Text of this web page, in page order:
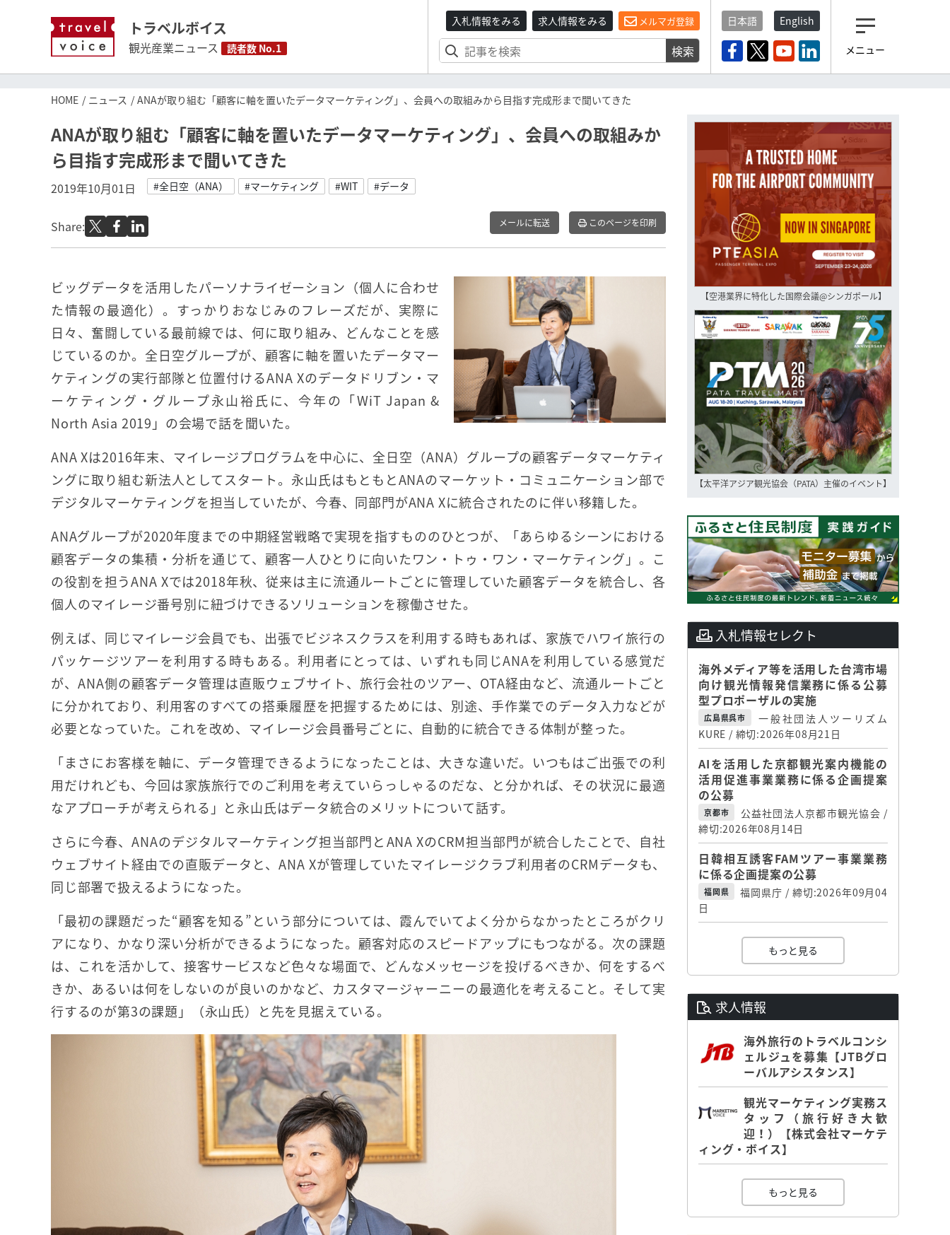
トラベルボイス
観光産業ニュース 読者数 No.1
入札情報をみる 求人情報をみる メルマガ登録
検索
日本語 English
メニュー
HOME ニュース ANAが取り組む「顧客に軸を置いたデータマーケティング」、会員への取組みから目指す完成形まで聞いてきた
ANAが取り組む「顧客に軸を置いたデータマーケティング」、会員への取組みか
ら目指す完成形まで聞いてきた
2019年10月01日 #全日空（ANA） #マーケティング #WIT #データ
Share: メールに転送 このページを印刷
ビッグデータを活用したパーソナライゼーション（個人に合わせ
た情報の最適化）。すっかりおなじみのフレーズだが、実際に
日々、奮闘している最前線では、何に取り組み、どんなことを感
じているのか。全日空グループが、顧客に軸を置いたデータマー
ケティングの実行部隊と位置付けるANA Xのデータドリブン・マ
ーケティング・グループ永山裕氏に、今年の「WiT Japan &
North Asia 2019」の会場で話を聞いた。
ANA Xは2016年末、マイレージプログラムを中心に、全日空（ANA）グループの顧客データマーケティ
ングに取り組む新法人としてスタート。永山氏はもともとANAのマーケット・コミュニケーション部で
デジタルマーケティングを担当していたが、今春、同部門がANA Xに統合されたのに伴い移籍した。
ANAグループが2020年度までの中期経営戦略で実現を指すもののひとつが、「あらゆるシーンにおける
顧客データの集積・分析を通じて、顧客一人ひとりに向いたワン・トゥ・ワン・マーケティング」。こ
の役割を担うANA Xでは2018年秋、従来は主に流通ルートごとに管理していた顧客データを統合し、各
個人のマイレージ番号別に紐づけできるソリューションを稼働させた。
例えば、同じマイレージ会員でも、出張でビジネスクラスを利用する時もあれば、家族でハワイ旅行の
パッケージツアーを利用する時もある。利用者にとっては、いずれも同じANAを利用している感覚だ
が、ANA側の顧客データ管理は直販ウェブサイト、旅行会社のツアー、OTA経由など、流通ルートごと
に分かれており、利用客のすべての搭乗履歴を把握するためには、別途、手作業でのデータ入力などが
必要となっていた。これを改め、マイレージ会員番号ごとに、自動的に統合できる体制が整った。
「まさにお客様を軸に、データ管理できるようになったことは、大きな違いだ。いつもはご出張での利
用だけれども、今回は家族旅行でのご利用を考えていらっしゃるのだな、と分かれば、その状況に最適
なアプローチが考えられる」と永山氏はデータ統合のメリットについて話す。
さらに今春、ANAのデジタルマーケティング担当部門とANA XのCRM担当部門が統合したことで、自社
ウェブサイト経由での直販データと、ANA Xが管理していたマイレージクラブ利用者のCRMデータも、
同じ部署で扱えるようになった。
「最初の課題だった“顧客を知る”という部分については、霞んでいてよく分からなかったところがクリ
アになり、かなり深い分析ができるようになった。顧客対応のスピードアップにもつながる。次の課題
は、これを活かして、接客サービスなど色々な場面で、どんなメッセージを投げるべきか、何をするべ
きか、あるいは何をしないのが良いのかなど、カスタマージャーニーの最適化を考えること。そして実
行するのが第3の課題」（永山氏）と先を見据えている。
【空港業界に特化した国際会議@シンガポール】
【太平洋アジア観光協会（PATA）主催のイベント】
入札情報セレクト
海外メディア等を活用した台湾市場
向け観光情報発信業務に係る公募
型プロポーザルの実施
広島県呉市
一般社団法人ツーリズム
KURE / 締切:2026年08月21日
AIを活用した京都観光案内機能の
活用促進事業業務に係る企画提案
の公募
京都市
公益社団法人京都市観光協会 /
締切:2026年08月14日
日韓相互誘客FAMツアー事業業務
に係る企画提案の公募
福岡県
福岡県庁 / 締切:2026年09月04
日
もっと見る
求人情報
海外旅行のトラベルコンシ
ェルジュを募集【JTBグロ
ーバルアシスタンス】
観光マーケティング実務ス
タッフ（旅行好き大歓
迎！）【株式会社マーケテ
ィング・ボイス】
もっと見る
観光産業ニュース「トラベ
登録済みですよね？
もし未だ登録していないなら…
いますぐ登録する